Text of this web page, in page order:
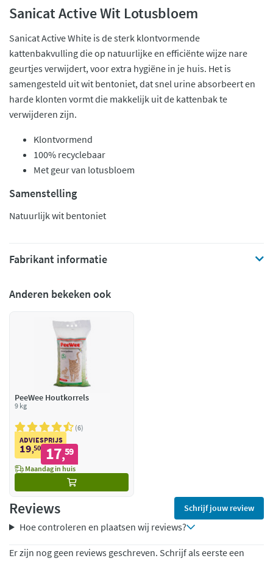
Sanicat Active Wit Lotusbloem
Sanicat Active White is de sterk klontvormende
kattenbakvulling die op natuurlijke en efficiënte wijze nare
geurtjes verwijdert, voor extra hygiëne in je huis. Het is
samengesteld uit wit bentoniet, dat snel urine absorbeert en
harde klonten vormt die makkelijk uit de kattenbak te
verwijderen zijn.
Klontvormend
100% recyclebaar
Met geur van lotusbloem
Samenstelling
Natuurlijk wit bentoniet
Fabrikant informatie
Anderen bekeken ook
PeeWee Houtkorrels
9 kg
6
ADVIESPRIJS
19,50 17,59
Maandag in huis
Reviews Schrijf jouw review
Hoe controleren en plaatsen wij reviews?
Er zijn nog geen reviews geschreven. Schrijf als eerste een